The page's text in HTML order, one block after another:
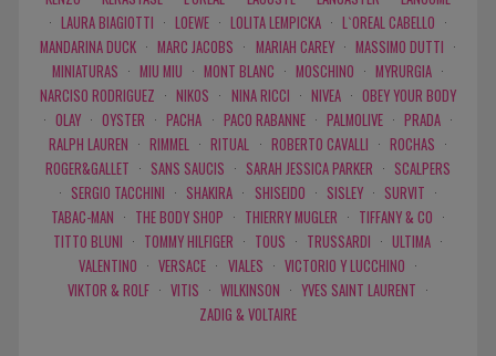
· LAURA BIAGIOTTI · LOEWE · LOLITA LEMPICKA · L`OREAL CABELLO ·
MANDARINA DUCK · MARC JACOBS · MARIAH CAREY · MASSIMO DUTTI ·
MINIATURAS · MIU MIU · MONT BLANC · MOSCHINO · MYRURGIA ·
NARCISO RODRIGUEZ · NIKOS · NINA RICCI · NIVEA · OBEY YOUR BODY
· OLAY · OYSTER · PACHA · PACO RABANNE · PALMOLIVE · PRADA ·
RALPH LAUREN · RIMMEL · RITUAL · ROBERTO CAVALLI · ROCHAS ·
ROGER&GALLET · SANS SAUCIS · SARAH JESSICA PARKER · SCALPERS
· SERGIO TACCHINI · SHAKIRA · SHISEIDO · SISLEY · SURVIT ·
TABAC-MAN · THE BODY SHOP · THIERRY MUGLER · TIFFANY & CO ·
TITTO BLUNI · TOMMY HILFIGER · TOUS · TRUSSARDI · ULTIMA ·
VALENTINO · VERSACE · VIALES · VICTORIO Y LUCCHINO ·
VIKTOR & ROLF · VITIS · WILKINSON · YVES SAINT LAURENT ·
ZADIG & VOLTAIRE